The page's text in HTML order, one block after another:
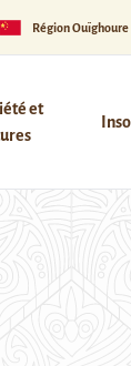
Région Ouïghoure
et